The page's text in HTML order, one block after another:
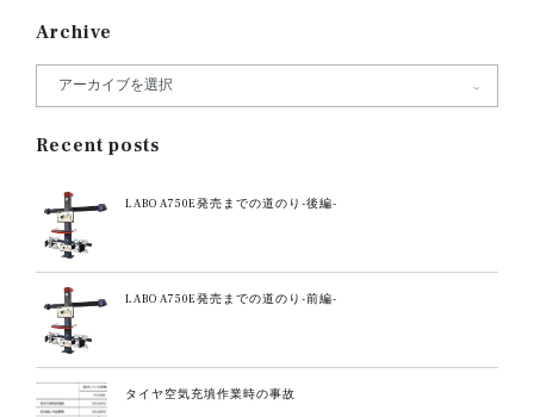
Archive
Recent posts
LABO A750E発売までの道のり-後編-
LABO A750E発売までの道のり-前編-
タイヤ空気充填作業時の事故